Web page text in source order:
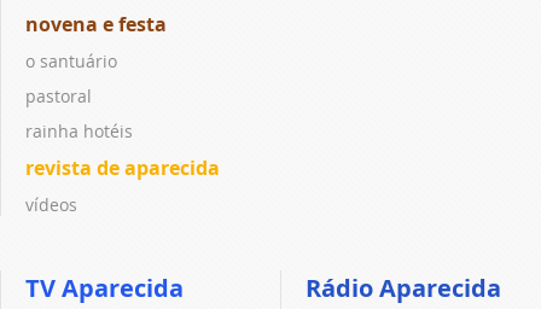
novena e festa
o santuário
pastoral
rainha hotéis
revista de aparecida
vídeos
TV Aparecida Rádio Aparecida